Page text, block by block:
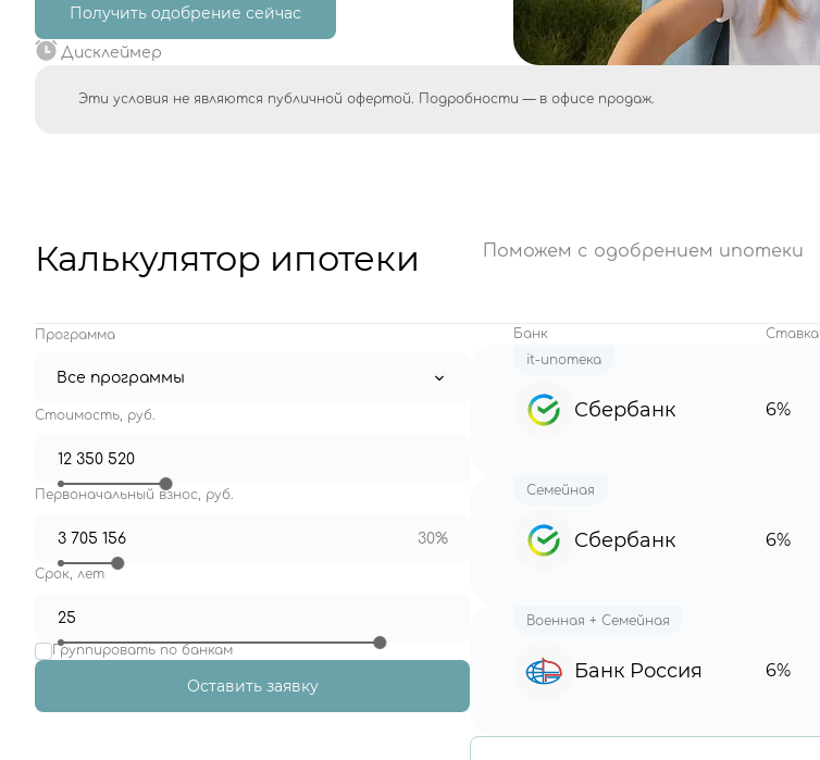
Получить одобрение сейчас
Дисклеймер
Эти условия не являются публичной офертой. Подробности — в офисе продаж.
Калькулятор ипотеки Поможем с одобрением ипотеки
Программа
Все программы
Стоимость, руб.
Первоначальный взнос, руб.
30%
Срок, лет
Группировать по банкам
Оставить заявку
Банк Ставка
it-ипотека
Сбербанк 6%
Семейная
Сбербанк 6%
Военная + Семейная
Банк Россия 6%